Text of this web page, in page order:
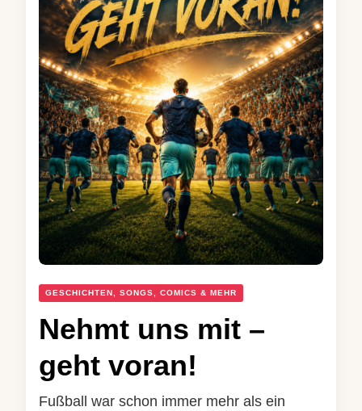
GESCHICHTEN, SONGS, COMICS & MEHR
Nehmt uns mit –
geht voran!
Fußball war schon immer mehr als ein